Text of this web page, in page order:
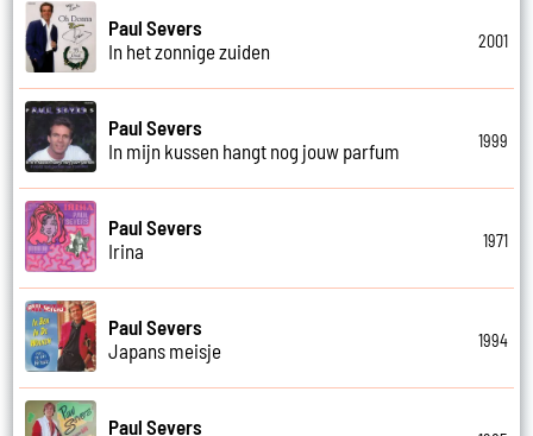
Paul Severs
In het zonnige zuiden
2001
Paul Severs
In mijn kussen hangt nog jouw parfum
1999
Paul Severs
Irina
1971
Paul Severs
Japans meisje
1994
Paul Severs